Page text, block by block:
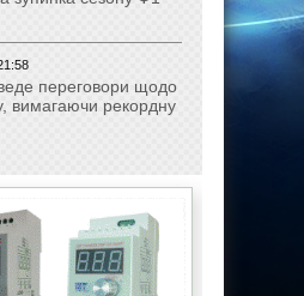
переговори щодо
вимагаючи рекордну